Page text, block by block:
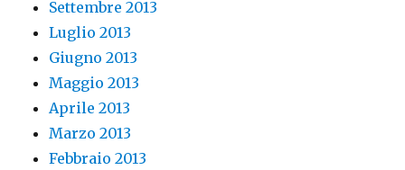
Settembre 2013
Luglio 2013
Giugno 2013
Maggio 2013
Aprile 2013
Marzo 2013
Febbraio 2013